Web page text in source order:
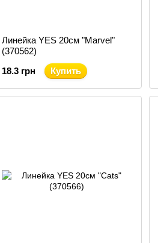
Линейка YES 20см "Marvel"
(370562)
18.3 грн
Купить